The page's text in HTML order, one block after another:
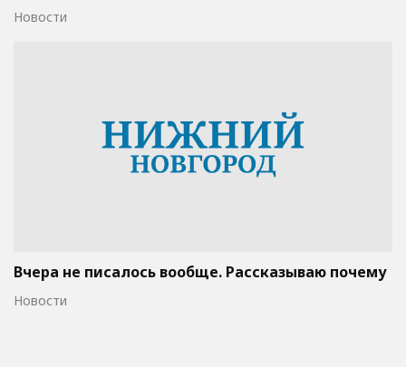
Новости
Вчера не писалось вообще. Рассказываю почему
Новости